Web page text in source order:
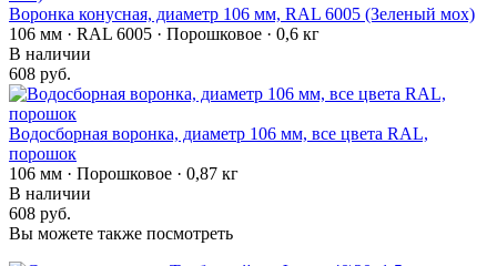
Воронка конусная, диаметр 106 мм, RAL 6005 (Зеленый мох)
106 мм · RAL 6005 · Порошковое · 0,6 кг
В наличии
608 руб.
Водосборная воронка, диаметр 106 мм, все цвета RAL,
порошок
106 мм · Порошковое · 0,87 кг
В наличии
608 руб.
Вы можете также посмотреть